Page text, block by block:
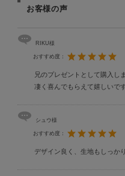
お客様の声
RIKU様
おすすめ度：
兄のプレゼントとして購入し
凄く喜んでもらえて嬉しいです
シュウ様
おすすめ度：
デザイン良く、生地もしっか